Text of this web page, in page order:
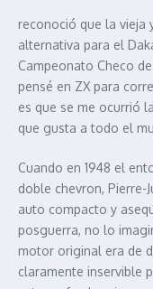
reconoció que la vieja
alternativa para el
Campeonato Checo
pensé en ZX para
es que se me ocurrió
que gusta a todo el
Cuando en 1948 el
doble chevron, Pierre-
auto compacto y
posguerra, no lo
motor original era de
claramente inservible